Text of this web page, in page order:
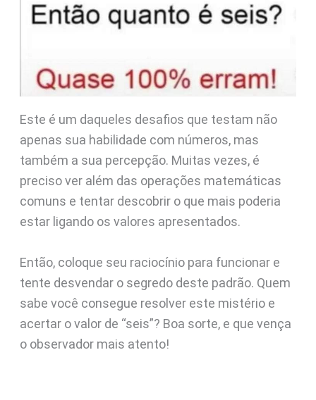
Este é um daqueles desafios que testam não
apenas sua habilidade com números, mas
também a sua percepção. Muitas vezes, é
preciso ver além das operações matemáticas
comuns e tentar descobrir o que mais poderia
estar ligando os valores apresentados.
Então, coloque seu raciocínio para funcionar e
tente desvendar o segredo deste padrão. Quem
sabe você consegue resolver este mistério e
acertar o valor de “seis”? Boa sorte, e que vença
o observador mais atento!